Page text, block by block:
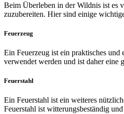
Beim Überleben in der Wildnis ist es
zuzubereiten. Hier sind einige
Feuerzeug
Ein Feuerzeug ist ein praktisches
verwendet werden und ist daher eine
Feuerstahl
Ein Feuerstahl ist ein weiteres
Feuerstahl ist witterungsbeständig